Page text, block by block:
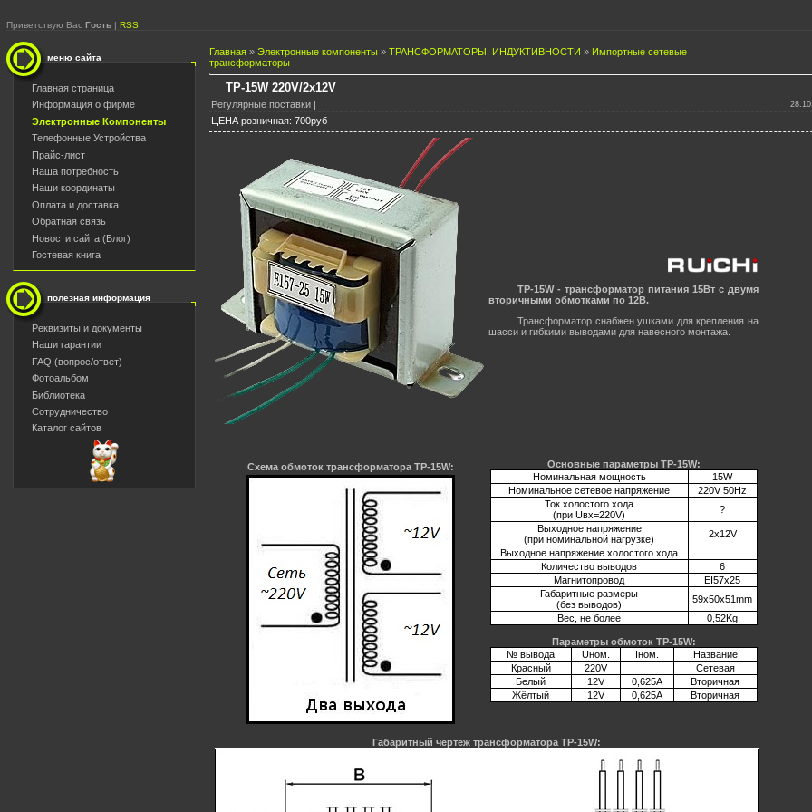
Приветствую Вас Гость | RSS
меню сайта
Главная страница
Информация о фирме
Электронные Компоненты
Телефонные Устройства
Прайс-лист
Наша потребность
Наши координаты
Оплата и доставка
Обратная связь
Новости сайта (Блог)
Гостевая книга
полезная информация
Реквизиты и документы
Наши гарантии
FAQ (вопрос/ответ)
Фотоальбом
Библиотека
Сотрудничество
Каталог сайтов
Главная » Электронные компоненты » ТРАНСФОРМАТОРЫ, ИНДУКТИВНОСТИ » Импортные сетевые
трансформаторы
TP-15W 220V/2x12V
Регулярные поставки |
ЦЕНА розничная: 700руб
TP-15W - трансформатор питания 15Вт с двумя
вторичными обмотками по 12В.
Трансформатор снабжен ушками для крепления на
шасси и гибкими выводами для навесного монтажа.
Схема обмоток трансформатора TP-15W:
Основные параметры TP-15W:
Номинальная мощность
15W
Номинальное сетевое напряжение
220V 50Hz
Ток холостого хода
(при Uвх=220V)
?
Выходное напряжение
(при номинальной нагрузке)
2x12V
Выходное напряжение холостого хода
Количество выводов
6
Магнитопровод
EI57х25
Габаритные размеры
(без выводов)
59х50х51mm
Вес, не более
0,52Kg
Параметры обмоток TP-15W:
№ вывода
Uном. Iном.
Название
Красный
220V
Сетевая
Белый
12V 0,625A
Вторичная
Жёлтый
12V 0,625A Вторичная
Габаритный чертёж трансформатора TP-15W: